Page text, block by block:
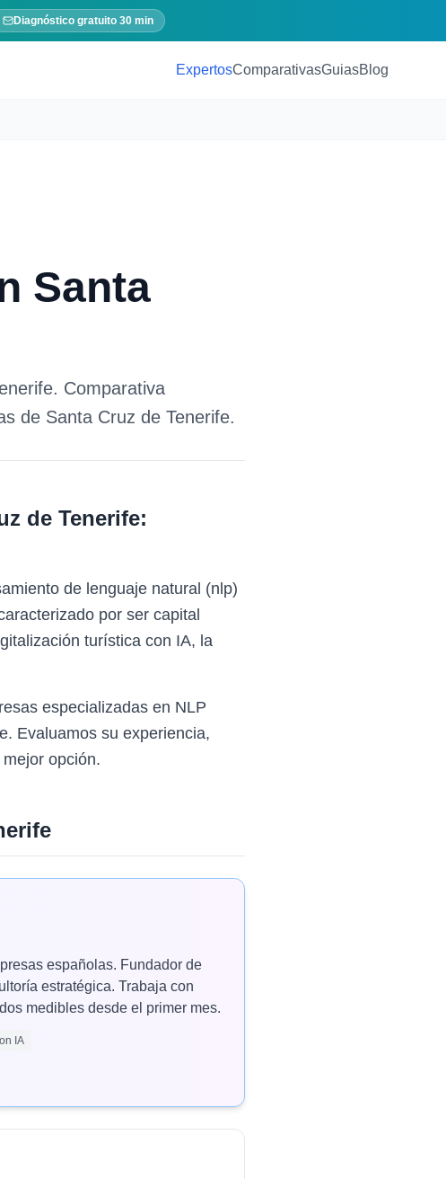
Diagnóstico gratuito 30 min
ExpertosComparativasGuiasBlog
Santa
. Comparativa
de Santa Cruz de Tenerife.
de Tenerife:
de lenguaje natural (nlp)
por ser capital
turística con IA, la
especializadas en NLP
Evaluamos su experiencia,
opción.
españolas. Fundador de
estratégica. Trabaja con
medibles desde el primer mes.
IA